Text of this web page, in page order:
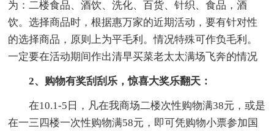
为：二楼食品、酒饮、洗化、百货、针织、食品，酒
饮。选择商品时，根据惠万家的近期活动，要有针对性
的选择商品，原则上为平毛利。情况特殊可作负毛利。
一定要在活动期间作出清早买菜老太太满场飞奔的情况
2、购物有奖刮刮乐，惊喜大奖乐翻天：
在10.1-5日，凡在我商场二楼次性购物满38元，或是
在一三四楼一次性购物满58元，即可凭购物小票参加国